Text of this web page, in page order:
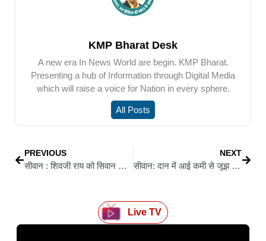
KMP Bharat Desk
A new era In News World are begin. KMP Bharat.
Presenting a hub of Information through Digital Media
which will raise a voice for Nation in every sphere.
All Posts
PREVIOUS
सीवान : शिवजी राय को सिवान जनसंपर्क कार्यालय ने दी भावभीनी विदाई
NEXT
सीवान: दान में आई कमी से जूझ रहा ‘जामिया इस्लामिया दारुल कुरान’ मदरसा
Live TV